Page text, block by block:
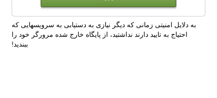
به دلایل امنیتی زمانی که دیگر نیازی به دستیابی به سرویسهایی که
احتیاج به تایید دارند نداشتید، از پایگاه خارج شده مرورگر خود را
ببندید!